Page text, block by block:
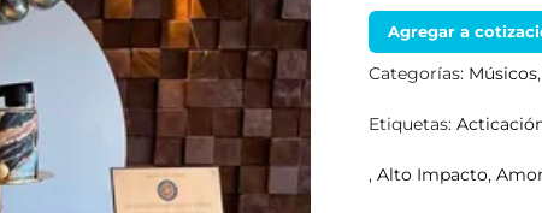
Agregar a
Categorías: Músicos
Etiquetas:
,Alto Impacto,